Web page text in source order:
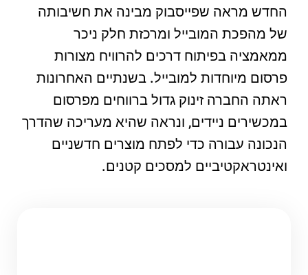
החדש מראה שפייסבוק מבינה את חשיבותה
של מהפכת המובייל ומרכזת חלק ניכר
ממאמציה בפיתוח דרכים להרוויח מצורות
פרסום מיוחדות למובייל. בשנתיים האחרונות
ראתה החברה זינוק גדול ברווחים מפרסום
במכשירים ניידים, ונראה שהיא מעריכה שהדרך
הנכונה עבורה כדי לפתח מוצרים חדשניים
ואינטראקטיביים למסכים קטנים.